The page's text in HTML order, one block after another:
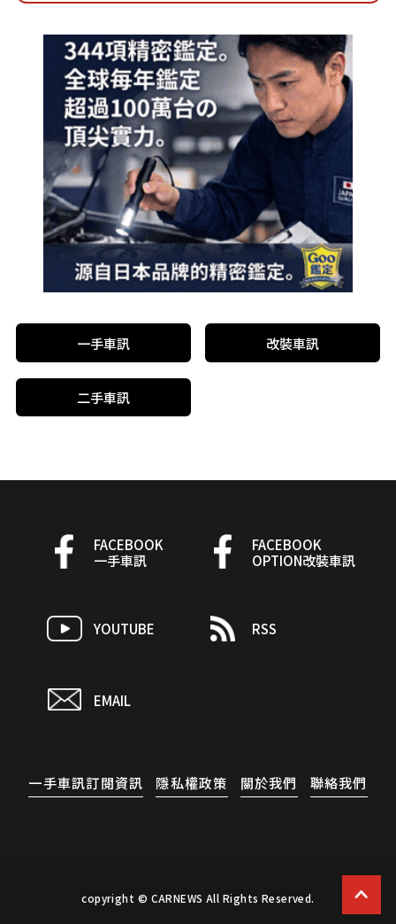
一手車訊 改裝車訊
二手車訊
FACEBOOK
一手車訊
FACEBOOK
OPTION改裝車訊
YOUTUBE RSS
EMAIL
一手車訊訂閱資訊 隱私權政策 關於我們 聯絡我們
copyright © CARNEWS All Rights Reserved.